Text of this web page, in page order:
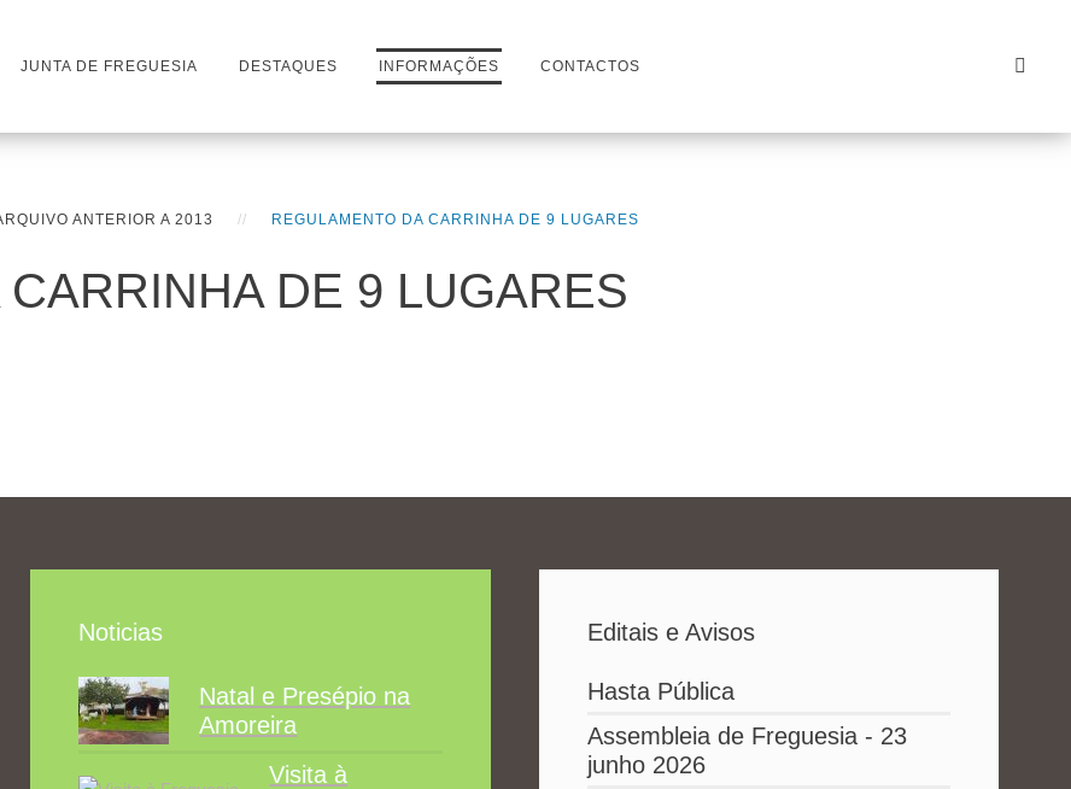
JUNTA DE FREGUESIA DESTAQUES INFORMAÇÕES CONTACTOS
ANTERIOR A 2013 REGULAMENTO DA CARRINHA DE 9 LUGARES
DE 9 LUGARES
Noticias
Natal e Presépio na
Amoreira
Visita à
Editais e Avisos
Hasta Pública
Assembleia de Freguesia - 23
junho 2026